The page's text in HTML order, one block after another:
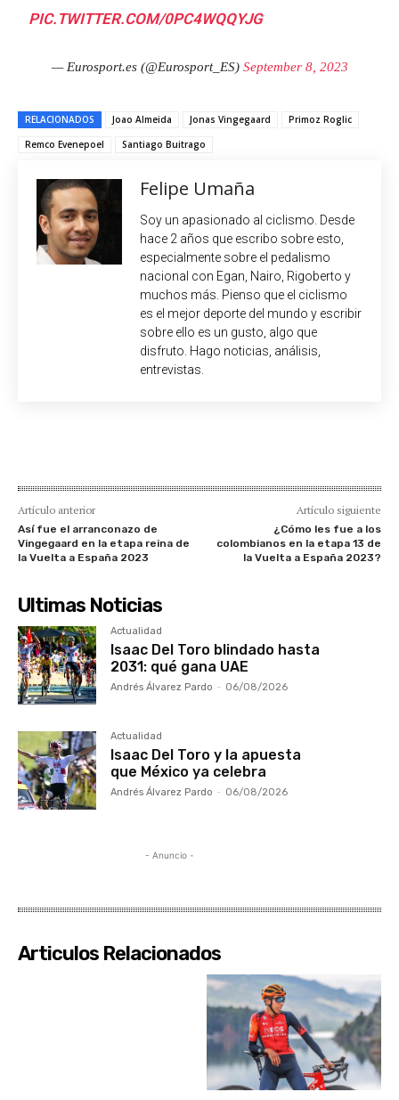
PIC.TWITTER.COM/0PC4WQQYJG
— Eurosport.es (@Eurosport_ES) September 8, 2023
RELACIONADOS Joao Almeida Jonas Vingegaard
Primoz Roglic
Remco Evenepoel
Santiago Buitrago
Felipe Umaña
Soy un apasionado al ciclismo. Desde
hace 2 años que escribo sobre esto,
especialmente sobre el pedalismo
nacional con Egan, Nairo, Rigoberto y
muchos más. Pienso que el ciclismo
es el mejor deporte del mundo y escribir
sobre ello es un gusto, algo que
disfruto. Hago noticias, análisis,
entrevistas.
Artículo anterior
Así fue el arranconazo de
Vingegaard en la etapa reina de
la Vuelta a España 2023
Artículo siguiente
¿Cómo les fue a los
colombianos en la etapa 13 de
la Vuelta a España 2023?
Ultimas Noticias
Actualidad
Isaac Del Toro blindado hasta
2031: qué gana UAE
Andrés Álvarez Pardo - 06/08/2026
Actualidad
Isaac Del Toro y la apuesta
que México ya celebra
Andrés Álvarez Pardo - 06/08/2026
- Anuncio -
Articulos Relacionados